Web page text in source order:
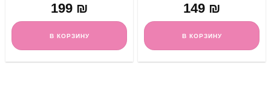
199 ₪
В КОРЗИНУ
149 ₪
В КОРЗИНУ